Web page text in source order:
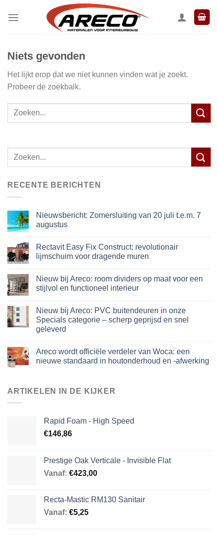
naar
Niets gevonden
Het lijkt erop dat we niet kunnen vinden wat je zoekt.
Probeer de zoekbalk.
Zoeken
naar:
RECENTE BERICHTEN
Nieuwsbericht: Zomersluiting van 20 juli t.e.m. 7
augustus
Rectavit Easy Fix Construct: revolutionair
lijmschuim voor dragende muren
Nieuw bij Areco: room dividers op maat voor een
stijlvol en functioneel interieur
Nieuw bij Areco: PVC buitendeuren in onze
Specials categorie – scherp geprijsd en snel
geleverd
Areco wordt officiële verdeler van Woca: een
nieuwe standaard in houtonderhoud en -afwerking
ARTIKELEN IN DE KIJKER
Rapid Foam - High Speed
€146,86
Prestige Oak Verticale - Invisible Flat
Vanaf: €423,00
Recta-Mastic RM130 Sanitair
Vanaf: €5,25